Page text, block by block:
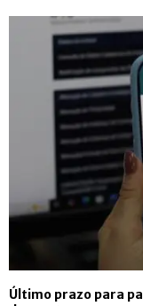
Último prazo para